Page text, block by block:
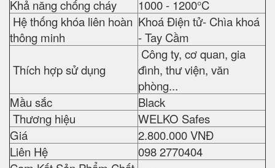
Khả năng chống cháy
1000 - 1200°C
Hệ thống khóa liên hoàn
thông minh
Khoá Điện tử- Chìa khoá
- Tay Cầm
Thích hợp sử dụng
Công ty, cơ quan, gia
đình, thư viện, văn
phòng...
Mầu sắc
Black
Thương hiệu
WELKO Safes
Giá
2.800.000 VNĐ
Liên Hệ
098 2770404